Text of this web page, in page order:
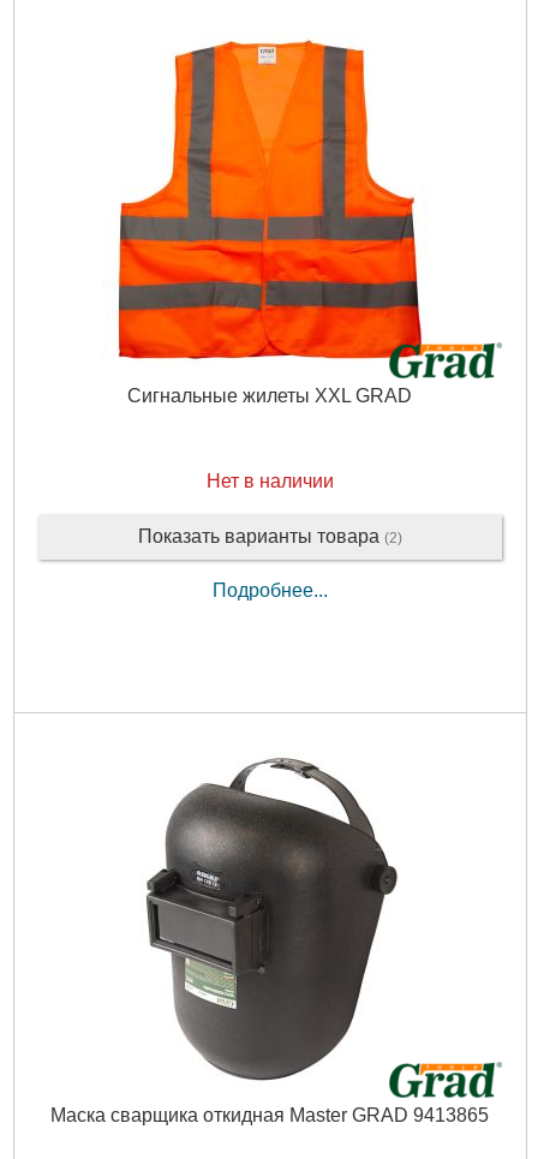
Высота в упаковке (см): 11
Габариты упаковки:
270x150x15 мм
Подробнее...
Сигнальные жилеты XXL GRAD
Нет в наличии
Показать варианты товара (2)
Подробнее...
Маска сварщика откидная Master GRAD 9413865